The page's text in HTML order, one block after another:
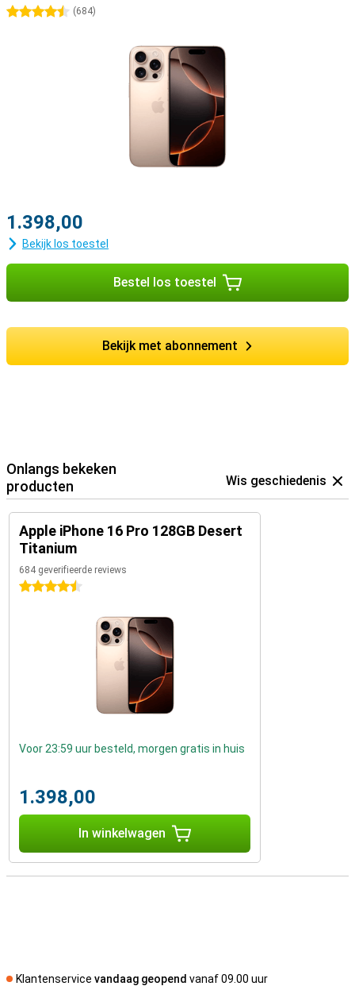
4.5 sterren
(684)
1.398,00
Bekijk los toestel
Bestel los toestel
Bekijk met abonnement
Onlangs bekeken
producten
Wis geschiedenis
Apple iPhone 16 Pro 128GB Desert
Titanium
684 geverifieerde reviews
4.5 sterren
Voor 23:59 uur besteld, morgen gratis in huis
1.398,00
In winkelwagen
Klantenservice vandaag geopend vanaf 09.00 uur